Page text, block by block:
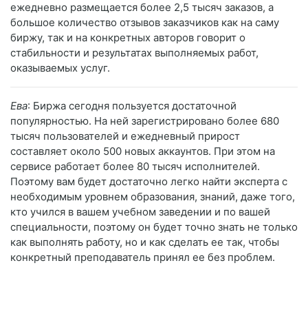
ежедневно размещается более 2,5 тысяч заказов, а
большое количество отзывов заказчиков как на саму
биржу, так и на конкретных авторов говорит о
стабильности и результатах выполняемых работ,
оказываемых услуг.
Ева: Биржа сегодня пользуется достаточной
популярностью. На ней зарегистрировано более 680
тысяч пользователей и ежедневный прирост
составляет около 500 новых аккаунтов. При этом на
сервисе работает более 80 тысяч исполнителей.
Поэтому вам будет достаточно легко найти эксперта с
необходимым уровнем образования, знаний, даже того,
кто учился в вашем учебном заведении и по вашей
специальности, поэтому он будет точно знать не только
как выполнять работу, но и как сделать ее так, чтобы
конкретный преподаватель принял ее без проблем.